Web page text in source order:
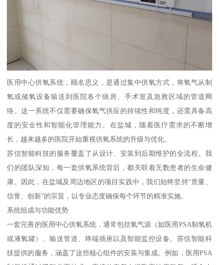
医用中心供氧系统，顾名思义，是通过集中供氧方式，将氧气从制
氧或储氧设备输送到医院各个病房、手术室及急救区域的管道网
络。这一系统不仅需要确保氧气供应的持续性和纯度，还需具备高
度的安全性和智能化管理能力。在盐城，随着医疗需求的不断增
长，越来越多的医院开始重视供氧系统的升级与优化。
苏信智能科技的服务覆盖了从设计、安装到后期维护的全流程。我
们的团队深知，每一套供氧系统背后，都关联着无数患者的生命健
康。因此，在盐城及周边地区的项目实践中，我们始终坚持“质量、
信誉、创新”的宗旨，以专业态度确保每个环节的精准实施。
系统组成与功能优势
一套完善的医用中心供氧系统，通常包括氧气源（如医用PSA制氧机
或液氧罐）、输送管道、终端插座以及智能监控设备。苏信智能科
技提供的服务，涵盖了这些核心组件的安装与集成。例如，医用PSA